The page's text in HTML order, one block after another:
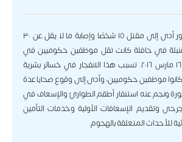
تفجير حافلة في بيشاور أدى إلى مقتل ١٥ شخصًا وإصابة ما لا يقل عن ٣٠
قنبلة في حافلة كانت تقل موظفين حكوميين في
بيشاور بباكستان في ١٦ مارس ٢٠١٦. تسبب هذا الانفجار في خسائر بشرية
كانوا موظفين حكوميين، وأدى إلى وقوع ضحايا عدة
ونجم عنه استنفار أطقم الطوارئ والإسعاف في
وتقديم الإسعافات الأولية وخدمات التأمين
للأحداث المتعلقة بالهجوم.